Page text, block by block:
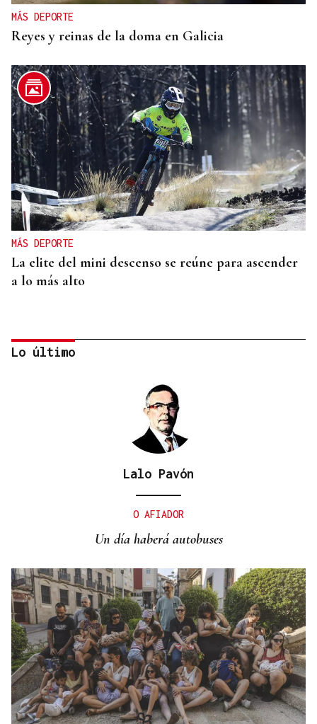
MÁS DEPORTE
Reyes y reinas de la doma en Galicia
MÁS DEPORTE
La elite del mini descenso se reúne para ascender
a lo más alto
La ourensana Anna Soares roza el podio del
Lo último
Lalo Pavón
O AFIADOR
Un día haberá autobuses